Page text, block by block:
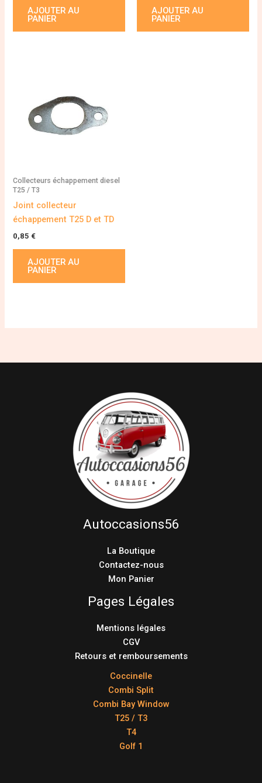
AJOUTER AU
PANIER
AJOUTER AU
PANIER
Collecteurs échappement diesel
T25 / T3
Joint collecteur
échappement T25 D et TD
0,85 €
AJOUTER AU
PANIER
Autoccasions56
La Boutique
Contactez-nous
Mon Panier
Pages Légales
Mentions légales
CGV
Retours et remboursements
Coccinelle
Combi Split
Combi Bay Window
T25 / T3
T4
Golf 1